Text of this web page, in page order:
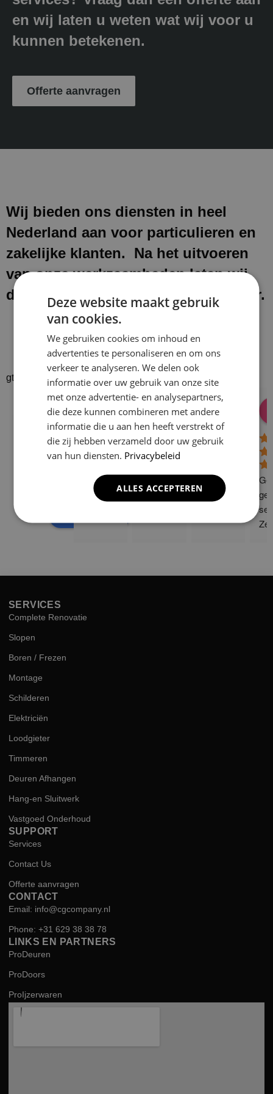
en wij laten u weten wat wij voor u
kunnen betekenen.
Offerte aanvragen
Wij bieden ons diensten in heel
Nederland aan voor particulieren en
zakelijke klanten. Na het uitvoeren
van onze werkzaamheden laten wij
de werkplek schoon en netjes achter.
gtrspvjgtroijvghtrs
Klusbedrijf CG
Company
4.9
powered by gle
Donald Vossen
08:28 17 Dec 24
Lisa Vlok
06:41 08 Oct 24 10:58 31
ge
SERVICES
Complete Renovatie
Slopen
Boren / Frezen
Montage
Schilderen
Elektriciën
Loodgieter
Timmeren
Deuren Afhangen
Hang-en Sluitwerk
Vastgoed Onderhoud
SUPPORT
Services
Contact Us
Offerte aanvragen
CONTACT
Email: info@cgcompany.nl
Phone: +31 629 38 38 78
LINKS EN PARTNERS
ProDeuren
ProDoors
ProIjzerwaren
Deze website maakt gebruik
van cookies.
We gebruiken cookies om inhoud en
advertenties te personaliseren en om ons
verkeer te analyseren. We delen ook
informatie over uw gebruik van onze site
met onze advertentie- en analysepartners,
die deze kunnen combineren met andere
informatie die u aan hen heeft verstrekt of
die zij hebben verzameld door uw gebruik
van hun diensten. Privacybeleid
ALLES ACCEPTEREN